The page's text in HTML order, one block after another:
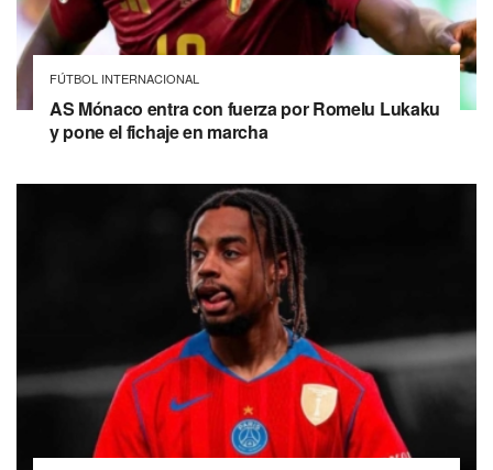
FÚTBOL INTERNACIONAL
AS Mónaco entra con fuerza por Romelu Lukaku
y pone el fichaje en marcha